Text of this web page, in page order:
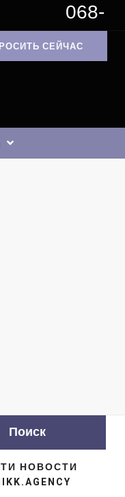
068-
1171994
СЕЙЧАС
НОВОСТИ